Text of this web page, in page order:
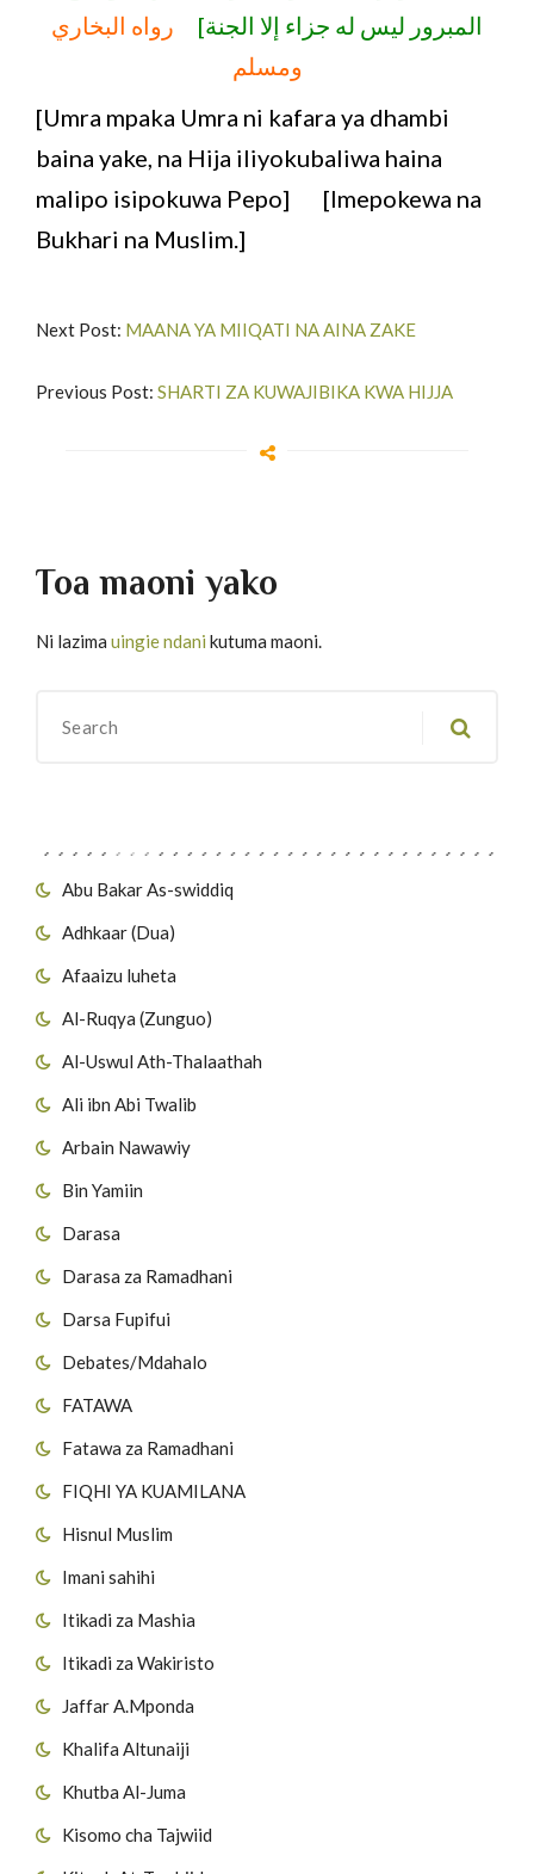
Abu Bakar As-swiddiq
Adhkaar (Dua)
Afaaizu luheta
Al-Ruqya (Zunguo)
Al-Uswul Ath-Thalaathah
Ali ibn Abi Twalib
Arbain Nawawiy
Bin Yamiin
Darasa
Darasa za Ramadhani
Darsa Fupifui
Debates/Mdahalo
FATAWA
Fatawa za Ramadhani
FIQHI YA KUAMILANA
Hisnul Muslim
Imani sahihi
Itikadi za Mashia
Itikadi za Wakiristo
Jaffar A.Mponda
Khalifa Altunaiji
Khutba Al-Juma
Kisomo cha Tajwiid
المبرور ليس له جزاء إلا الجنة]
رواه البخاري
ومسلم
[Umra mpaka Umra ni kafara ya dhambi
baina yake, na Hija iliyokubaliwa haina
malipo isipokuwa Pepo] [Imepokewa na
Bukhari na Muslim.]
Next Post: MAANA YA MIIQATI NA AINA ZAKE
Previous Post: SHARTI ZA KUWAJIBIKA KWA HIJJA
Toa maoni yako
Ni lazima uingie ndani kutuma maoni.